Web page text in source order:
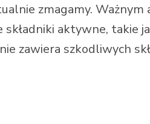
zmagamy. Ważnym
aktywne, takie
zawiera szkodliwych